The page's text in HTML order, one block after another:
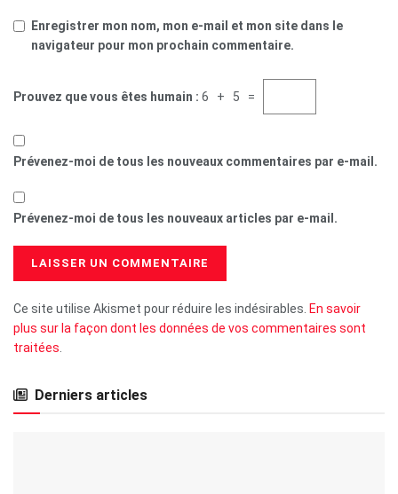
Enregistrer mon nom, mon e-mail et mon site dans le
navigateur pour mon prochain commentaire.
Prouvez que vous êtes humain : 6 + 5 =
Prévenez-moi de tous les nouveaux commentaires par e-mail.
Prévenez-moi de tous les nouveaux articles par e-mail.
Ce site utilise Akismet pour réduire les indésirables. En savoir
plus sur la façon dont les données de vos commentaires sont
traitées
Derniers articles